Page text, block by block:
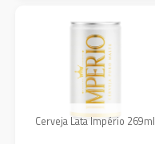
Cerveja Lata Império 269ml